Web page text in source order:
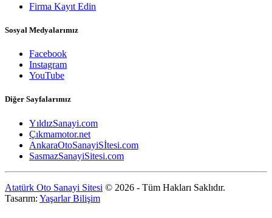
Firma Kayıt Edin
Sosyal Medyalarımız
Facebook
Instagram
YouTube
Diğer Sayfalarımız
YıldızSanayi.com
Çıkmamotor.net
AnkaraOtoSanayiSİtesi.com
SasmazSanayiSitesi.com
Atatürk Oto Sanayi Sitesi © 2026 - Tüm Hakları Saklıdır.
Tasarım: Yaşarlar Bilişim